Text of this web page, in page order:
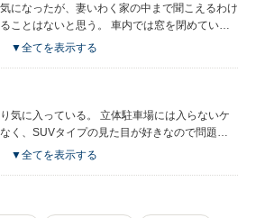
になったが、妻いわく家の中まで聞こえるわけ
ことはないと思う。 車内では窓を閉めている
聞こえない。 後部座席のスペースもチャイル
▼全てを表示する
気に入っている。 立体駐車場には入らないケ
く、SUVタイプの見た目が好きなので問題な
カメラはないが代わりに障害物センサーがあ
▼全てを表示する